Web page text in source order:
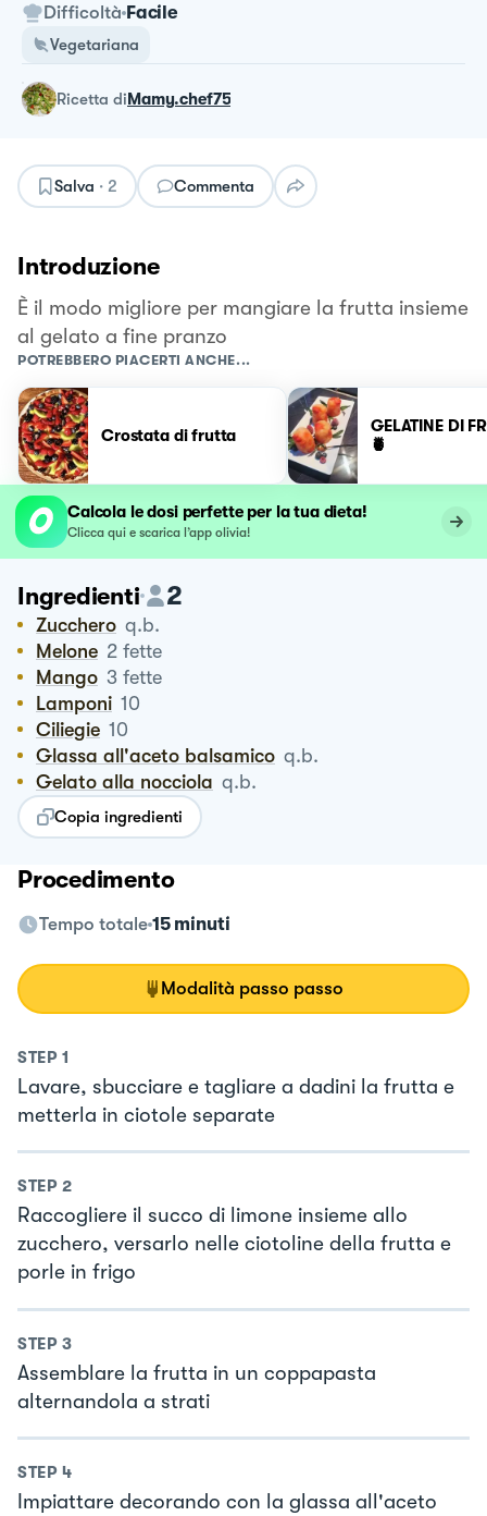
Difficoltà Facile
Vegetariana
ricetta diMamy.chef75
Salva · 2 Commenta
Introduzione
È il modo migliore per mangiare la frutta insieme
al gelato a fine pranzo
POTREBBERO PIACERTI ANCHE...
Crostata di frutta
GELATINE DI
🍍
Calcola le dosi perfette per la tua dieta!
Clicca qui e scarica l’app olivia!
Ingredienti 2
Zucchero q.b.
Melone 2 fette
Mango 3 fette
Lamponi 10
Ciliegie 10
Glassa all'aceto balsamico q.b.
Gelato alla nocciola q.b.
Copia ingredienti
Procedimento
Tempo totale 15 minuti
Modalità passo passo
STEP 1
Lavare, sbucciare e tagliare a dadini la frutta e
metterla in ciotole separate
STEP 2
Raccogliere il succo di limone insieme allo
zucchero, versarlo nelle ciotoline della frutta e
porle in frigo
STEP 3
Assemblare la frutta in un coppapasta
alternandola a strati
STEP 4
Impiattare decorando con la glassa all'aceto